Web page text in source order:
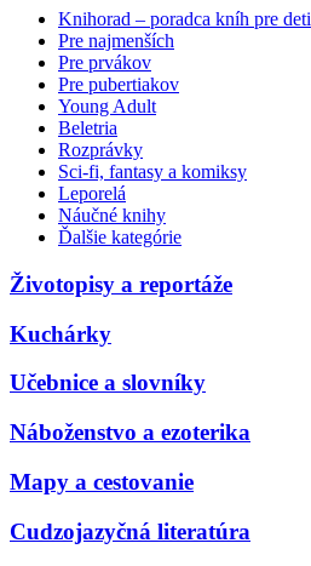
Knihorad – poradca kníh pre deti
Pre najmenších
Pre prvákov
Pre pubertiakov
Young Adult
Beletria
Rozprávky
Sci-fi, fantasy a komiksy
Leporelá
Náučné knihy
Ďalšie kategórie
Životopisy a reportáže
Kuchárky
Učebnice a slovníky
Náboženstvo a ezoterika
Mapy a cestovanie
Cudzojazyčná literatúra